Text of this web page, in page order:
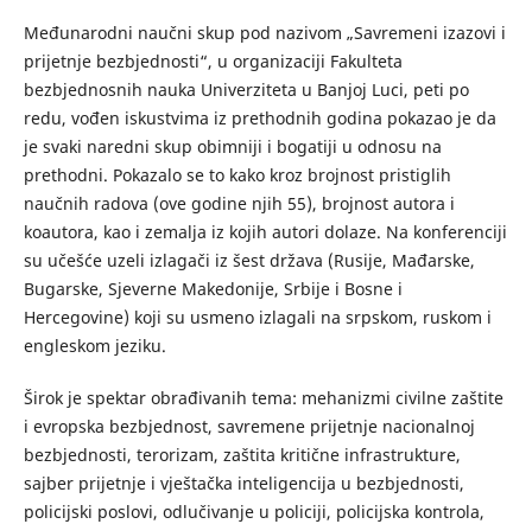
Međunarodni naučni skup pod nazivom „Savremeni izazovi i
prijetnje bezbjednosti“, u organizaciji Fakulteta
bezbjednosnih nauka Univerziteta u Banjoj Luci, peti po
redu, vođen iskustvima iz prethodnih godina pokazao je da
je svaki naredni skup obimniji i bogatiji u odnosu na
prethodni. Pokazalo se to kako kroz brojnost pristiglih
naučnih radova (ove godine njih 55), brojnost autora i
koautora, kao i zemalja iz kojih autori dolaze. Na konferenciji
su učešće uzeli izlagači iz šest država (Rusije, Mađarske,
Bugarske, Sjeverne Makedonije, Srbije i Bosne i
Hercegovine) koji su usmeno izlagali na srpskom, ruskom i
engleskom jeziku.
Širok je spektar obrađivanih tema: mehanizmi civilne zaštite
i evropska bezbjednost, savremene prijetnje nacionalnoj
bezbjednosti, terorizam, zaštita kritične infrastrukture,
sajber prijetnje i vještačka inteligencija u bezbjednosti,
policijski poslovi, odlučivanje u policiji, policijska kontrola,